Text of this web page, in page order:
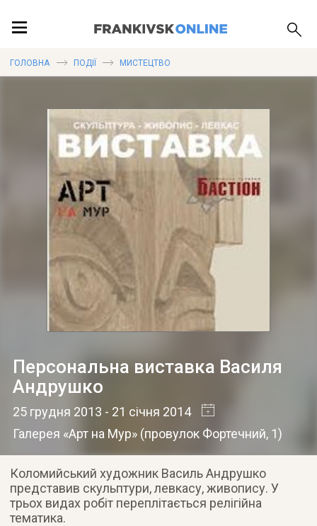
ПУБЛІКАЦІЇ
ГОЛОВНА ПОДІЇ МИСТЕЦТВО
Персональна виставка Василя
Андрушко
25 грудня 2013 - 21 січня 2014
Галерея «Арт на Мур» (провулок Фортечний, 1)
Коломийський художник Василь Андрушко
представив скульптури, левкасу, живопису. У
трьох видах робіт переплітається релігійна
тематика.